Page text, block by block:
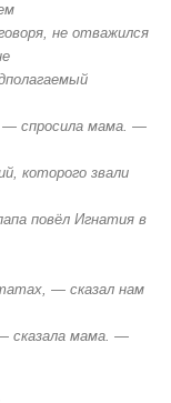
не отважился
— спросила мама. —
которого звали
повёл Игнатия в
— сказал нам
сказала мама. —